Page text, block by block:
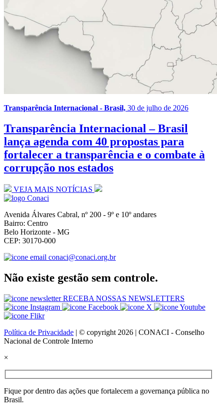
Transparência Internacional - Brasil, 30 de julho de 2026
Transparência Internacional – Brasil
lança agenda com 40 propostas para
fortalecer a transparência e o combate à
corrupção nos estados
VEJA MAIS NOTÍCIAS
Avenida Álvares Cabral, nº 200 - 9º e 10º andares
Bairro: Centro
Belo Horizonte - MG
CEP: 30170-000
conaci@conaci.org.br
Não existe gestão sem controle.
RECEBA NOSSAS NEWSLETTERS
Política de Privacidade | © copyright 2026 | CONACI - Conselho
Nacional de Controle Interno
×
Fique por dentro das ações que fortalecem a governança pública no
Brasil.